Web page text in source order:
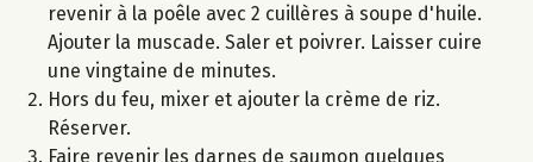
revenir à la poêle avec 2 cuillères à soupe d'huile.
Ajouter la muscade. Saler et poivrer. Laisser cuire
une vingtaine de minutes.
Hors du feu, mixer et ajouter la crème de riz.
Réserver.
Faire revenir les darnes de saumon quelques